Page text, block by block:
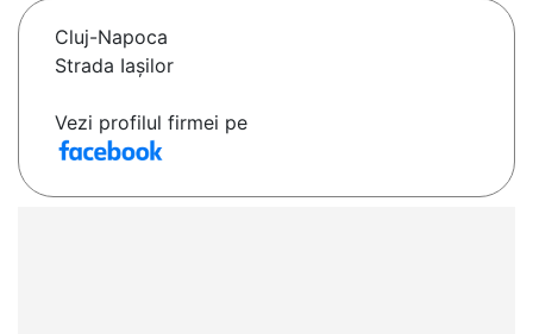
Cluj-Napoca
Strada Iașilor
Vezi profilul firmei pe